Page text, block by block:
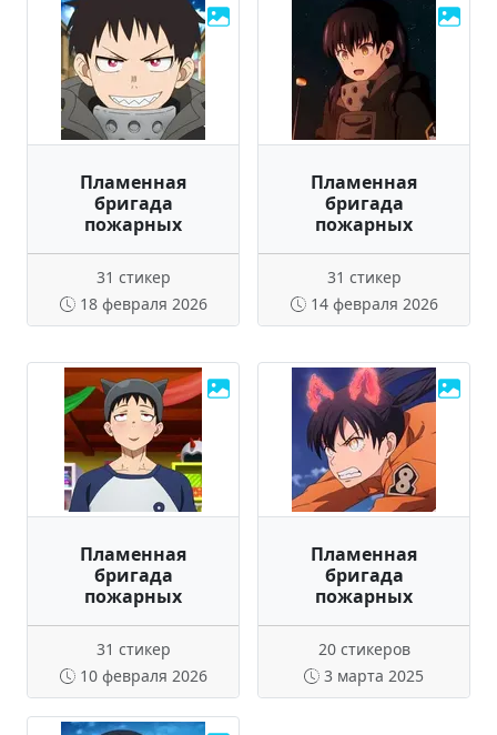
Пламенная
бригада
пожарных
31 стикер
18 февраля 2026
Пламенная
бригада
пожарных
31 стикер
14 февраля 2026
Пламенная
бригада
пожарных
31 стикер
10 февраля 2026
Пламенная
бригада
пожарных
20 стикеров
3 марта 2025